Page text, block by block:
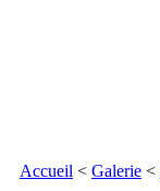
Accueil < Galerie <